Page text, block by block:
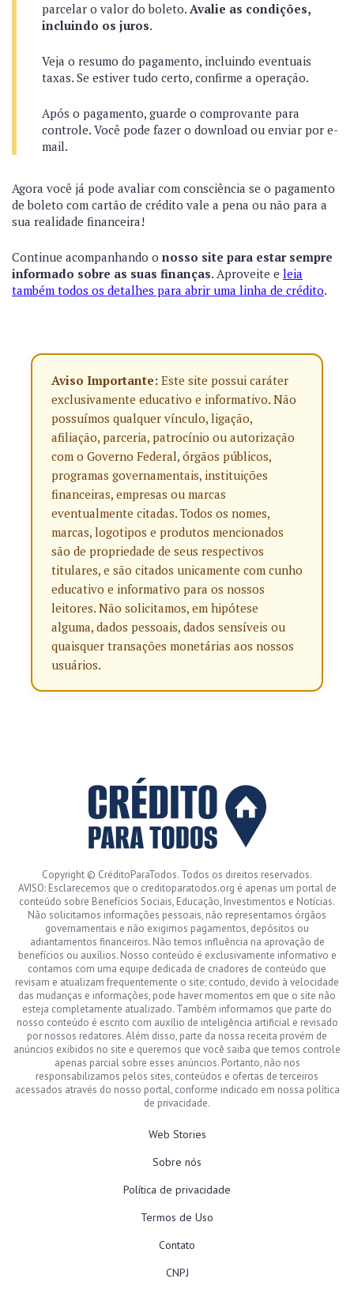
parcelar o valor do boleto. Avalie as condições,
incluindo os juros.
Veja o resumo do pagamento, incluindo eventuais
taxas. Se estiver tudo certo, confirme a operação.
Após o pagamento, guarde o comprovante para
controle. Você pode fazer o download ou enviar por e-
mail.
Agora você já pode avaliar com consciência se o pagamento
de boleto com cartão de crédito vale a pena ou não para a
sua realidade financeira!
Continue acompanhando o nosso site para estar sempre
informado sobre as suas finanças. Aproveite e leia
também todos os detalhes para abrir uma linha de crédito.
Aviso Importante: Este site possui caráter
exclusivamente educativo e informativo. Não
possuímos qualquer vínculo, ligação,
afiliação, parceria, patrocínio ou autorização
com o Governo Federal, órgãos públicos,
programas governamentais, instituições
financeiras, empresas ou marcas
eventualmente citadas. Todos os nomes,
marcas, logotipos e produtos mencionados
são de propriedade de seus respectivos
titulares, e são citados unicamente com cunho
educativo e informativo para os nossos
leitores. Não solicitamos, em hipótese
alguma, dados pessoais, dados sensíveis ou
quaisquer transações monetárias aos nossos
usuários.
Copyright © CréditoParaTodos. Todos os direitos reservados.
AVISO: Esclarecemos que o creditoparatodos.org é apenas um portal de
conteúdo sobre Benefícios Sociais, Educação, Investimentos e Notícias.
Não solicitamos informações pessoais, não representamos órgãos
governamentais e não exigimos pagamentos, depósitos ou
adiantamentos financeiros. Não temos influência na aprovação de
benefícios ou auxílios. Nosso conteúdo é exclusivamente informativo e
contamos com uma equipe dedicada de criadores de conteúdo que
revisam e atualizam frequentemente o site; contudo, devido à velocidade
das mudanças e informações, pode haver momentos em que o site não
esteja completamente atualizado. Também informamos que parte do
nosso conteúdo é escrito com auxílio de inteligência artificial e revisado
por nossos redatores. Além disso, parte da nossa receita provém de
anúncios exibidos no site e queremos que você saiba que temos controle
apenas parcial sobre esses anúncios. Portanto, não nos
responsabilizamos pelos sites, conteúdos e ofertas de terceiros
acessados através do nosso portal, conforme indicado em nossa política
de privacidade.
Web Stories
Sobre nós
Política de privacidade
Termos de Uso
Contato
CNPJ